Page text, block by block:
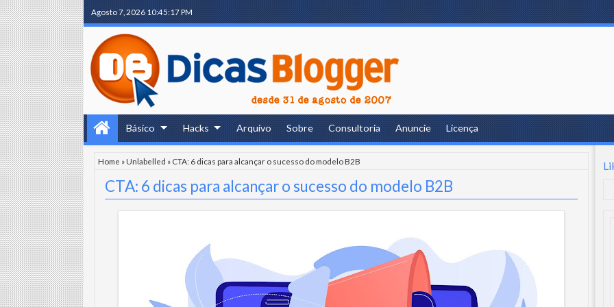
Agosto 7, 2026 10:45:18 PM
Básico Hacks Arquivo Sobre Consultoria Anuncie Licença
Home »Unlabelled » CTA: 6 dicas para alcançar o sucesso do modelo B2B
CTA: 6 dicas para alcançar o sucesso do modelo B2B